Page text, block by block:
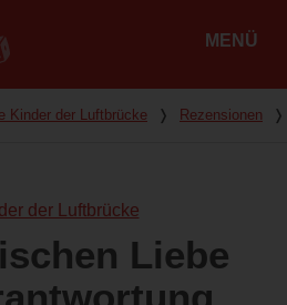
MENÜ
Kinder der Luftbrücke ❭ Rezensionen ❭
der Luftbrücke
Liebe